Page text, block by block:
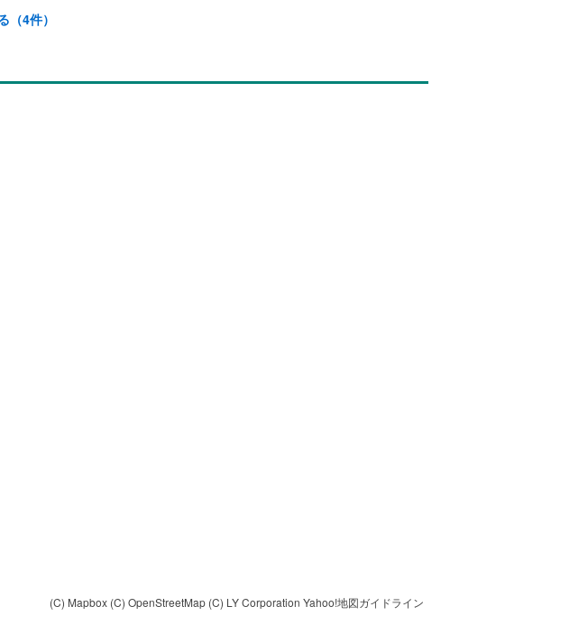
（4件）
(C) Mapbox (C) OpenStreetMap (C) LY Corporation Yahoo!地図ガイドライン